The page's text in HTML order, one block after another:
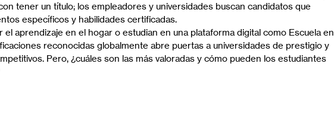
tener un título; los empleadores y universidades buscan candidatos que
específicos y habilidades certificadas.
el aprendizaje en el hogar o estudian en una plataforma digital como Escuela en
reconocidas globalmente abre puertas a universidades de prestigio y
Pero, ¿cuáles son las más valoradas y cómo pueden los estudiantes